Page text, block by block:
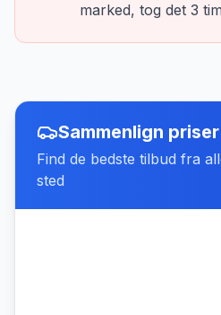
marked, tog det 3
Sammenlign
Find de bedste tilbud fra
sted